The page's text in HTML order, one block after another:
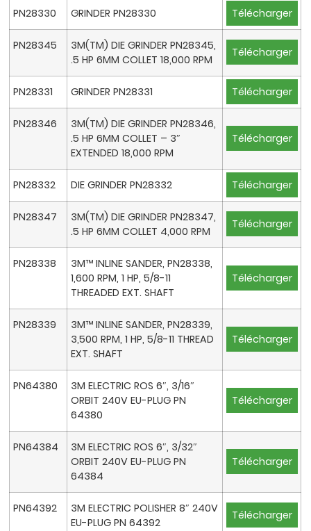
PN28330 GRINDER PN28330 Télécharger
PN28345
3M(TM) DIE GRINDER PN28345,
.5 HP 6MM COLLET 18,000 RPM
Télécharger
PN28331 GRINDER PN28331 Télécharger
PN28346
3M(TM) DIE GRINDER PN28346,
.5 HP 6MM COLLET – 3″
EXTENDED 18,000 RPM
Télécharger
PN28332 DIE GRINDER PN28332 Télécharger
PN28347
3M(TM) DIE GRINDER PN28347,
.5 HP 6MM COLLET 4,000 RPM
Télécharger
PN28338
3M™ INLINE SANDER, PN28338,
1,600 RPM, 1 HP, 5/8-11
THREADED EXT. SHAFT
Télécharger
PN28339
3M™ INLINE SANDER, PN28339,
3,500 RPM, 1 HP, 5/8-11 THREAD
EXT. SHAFT
Télécharger
PN64380
3M ELECTRIC ROS 6″, 3/16″
ORBIT 240V EU-PLUG PN
64380
Télécharger
PN64384
3M ELECTRIC ROS 6″, 3/32″
ORBIT 240V EU-PLUG PN
64384
Télécharger
PN64392
3M ELECTRIC POLISHER 8″ 240V
EU-PLUG PN 64392
Télécharger